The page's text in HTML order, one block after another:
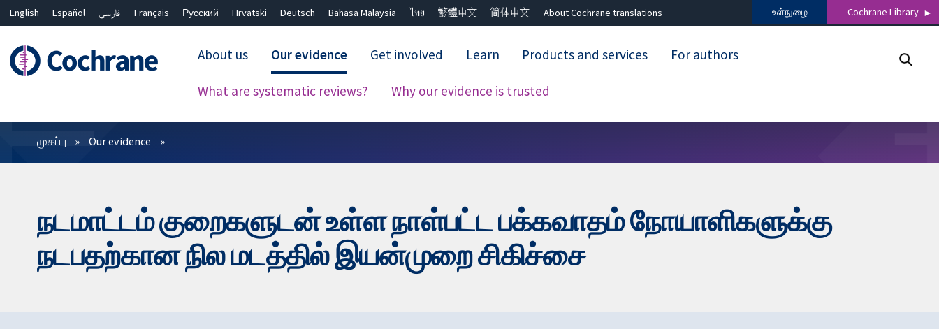
English Español فارسی Français Русский Hrvatski Deutsch Bahasa Malaysia ไทย 繁體中文 简体中文 About Cochrane translations உள்நுழை Cochrane Library
About us Our evidence
What are systematic reviews? Why our evidence is trusted
Get involved Learn Products and services For authors
வடிகட்டிகள்
முகப்பு Our evidence
நடமாட்டம் குறைகளுடன் உள்ள நாள்பட்ட பக்கவாதம் நோயாளிகளுக்கு
நடபதற்கான நில மடத்தில் இயன்முறை சிகிச்சை